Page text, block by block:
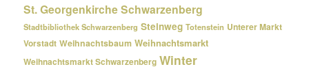
St. Georgenkirche Schwarzenberg
Stadtbibliothek Schwarzenberg Steinweg Totenstein Unterer Markt
Vorstadt Weihnachtsbaum Weihnachtsmarkt
Weihnachtsmarkt Schwarzenberg Winter